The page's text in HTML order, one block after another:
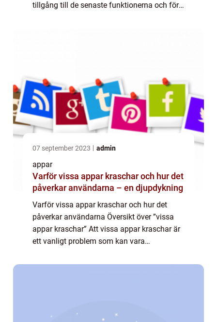
tillgång till de senaste funktionerna och för
07 september 2023 admin
appar
Varför vissa appar kraschar och hur det
påverkar användarna – en djupdykning
Varför vissa appar kraschar och hur det
påverkar användarna Översikt över ”vissa
appar kraschar” Att vissa appar kraschar är
ett vanligt problem som kan vara
fungerar som förväntat kan det leda...